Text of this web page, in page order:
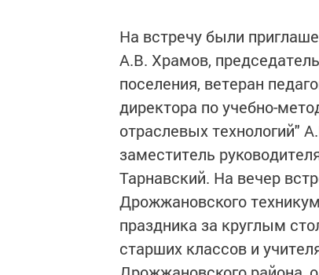
На встречу были
А.В. Храмов,
поселения, ветеран
директора по учебно-
отраслевых технологий"
заместитель
Тарнавский. На вечер
Дрожжановского
праздника за круглым
старших классов и